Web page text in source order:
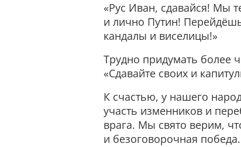
«Рус Иван, сдавайся! Мы
и лично Путин!
кандалы и виселицы!»
Трудно придумать более
«Сдавайте своих и
К счастью, у нашего
участь изменников и
врага. Мы свято верим,
и безоговорочная победа.